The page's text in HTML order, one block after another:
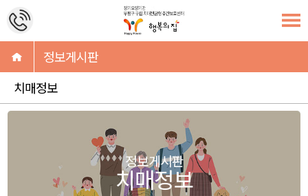
정보게시판
치매정보
정보게시판
치매정보